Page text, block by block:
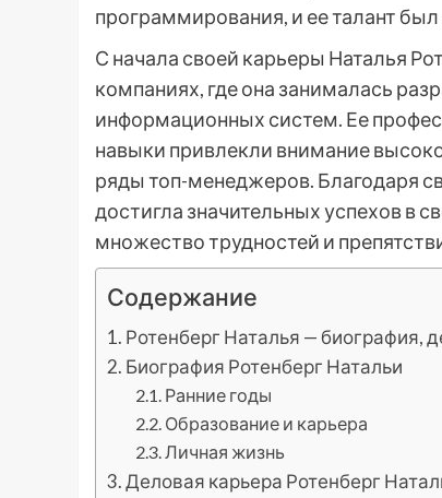
программирования, и ее талант
С начала своей карьеры Наталья
компаниях, где она занималась
информационных систем. Ее
навыки привлекли внимание
ряды топ-менеджеров. Благодаря
достигла значительных успехов в
множество трудностей и
Содержание
Ротенберг Наталья — биография,
Биография Ротенберг Натальи
Ранние годы
Образование и карьера
Личная жизнь
Деловая карьера Ротенберг